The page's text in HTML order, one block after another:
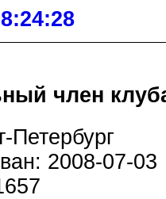
член
Петербург
2008-07-03